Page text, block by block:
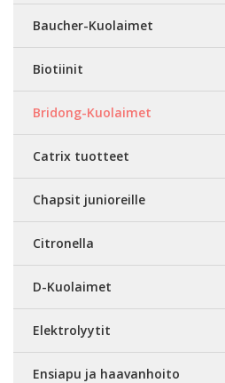
Baucher-Kuolaimet
Biotiinit
Bridong-Kuolaimet
Catrix tuotteet
Chapsit junioreille
Citronella
D-Kuolaimet
Elektrolyytit
Ensiapu ja haavanhoito